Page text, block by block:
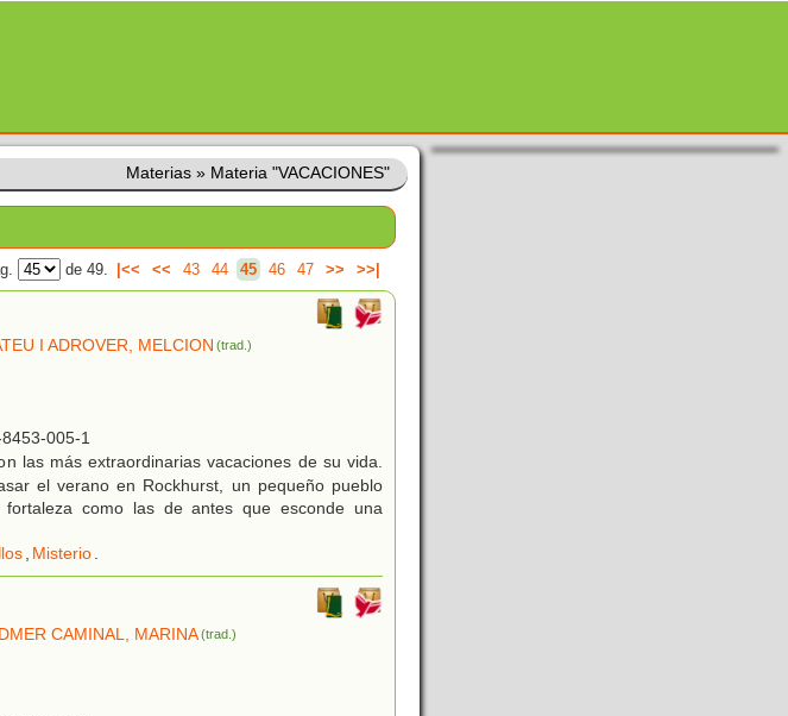
Materias » Materia "VACACIONES"
de 49. |<< << 43 44 45 46 47 >> >>|
I ADROVER, MELCION (trad.)
005-1
las más extraordinarias vacaciones de su vida.
el verano en Rockhurst, un pequeño pueblo
como las de antes que esconde una
, Misterio.
CAMINAL, MARINA(trad.)